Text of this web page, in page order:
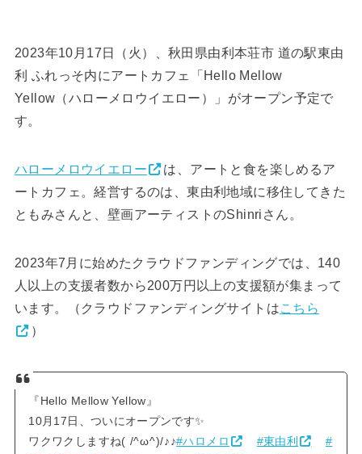
2023年10月17日（火）、秋田県由利本荘市 道の駅東由
利 ふれっそ内にアートカフェ「Hello Mellow
Yellow（ハローメロウイエロー）」がオープン予定で
す。
ハローメロウイエロー
は、アートと食を楽しめるア
ートカフェ。経営するのは、東由利地域に移住してきた
ともみさんと、壁画アーティストのShinriさん。
2023年7月に始めたクラウドファンディングでは、140
人以上の支援者数から200万円以上の支援額が集まって
います。（クラウドファンディングサイトはこちら
）
『Hello Mellow Yellow』
10月17日、ついにオープンです✨
ワクワクしますね(⁠ ⁠/⁠^⁠ω⁠^⁠)⁠/⁠♪⁠♪#ハロメロ #東由利
#